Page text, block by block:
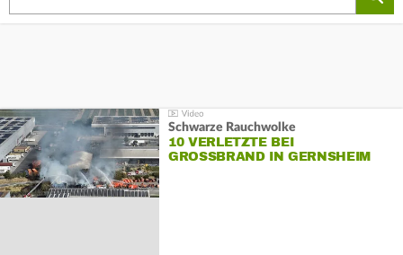
Schwarze Rauchwolke
10 VERLETZTE BEI
GROSSBRAND IN GERNSHEIM